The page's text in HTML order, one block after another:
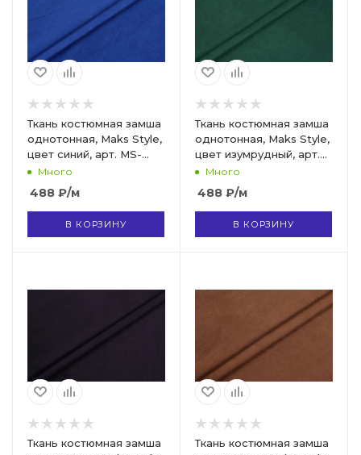
Ткань костюмная замша
однотонная, Maks Style,
цвет синий, арт. MS-
3248 D-4
Много
488 ₽/м
В КОРЗИНУ
Ткань костюмная замша
однотонная, Maks Style,
цвет изумрудный, арт.
MS- 3248 D-7
Много
488 ₽/м
В КОРЗИНУ
Ткань костюмная замша
Ткань костюмная замша